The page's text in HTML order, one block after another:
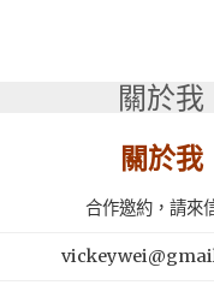
關於我
關於我
合作邀約，請來